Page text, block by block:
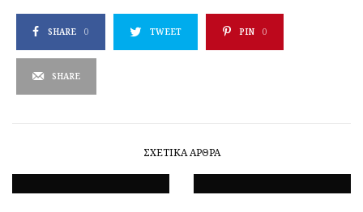
SHARE 0 TWEET PIN 0
SHARE
ΣΧΕΤΙΚΆ ΆΡΘΡΑ